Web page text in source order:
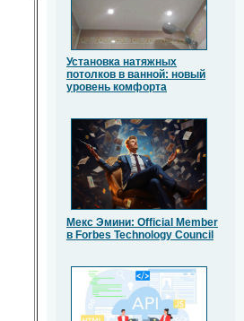
Установка натяжных
потолков в ванной: новый
уровень комфорта
Мекс Эмини: Official Member
в Forbes Technology Council